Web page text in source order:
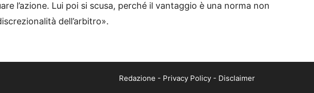
l’azione. Lui poi si scusa, perché il vantaggio è una norma non
dell’arbitro».
Redazione - Privacy Policy- Disclaimer